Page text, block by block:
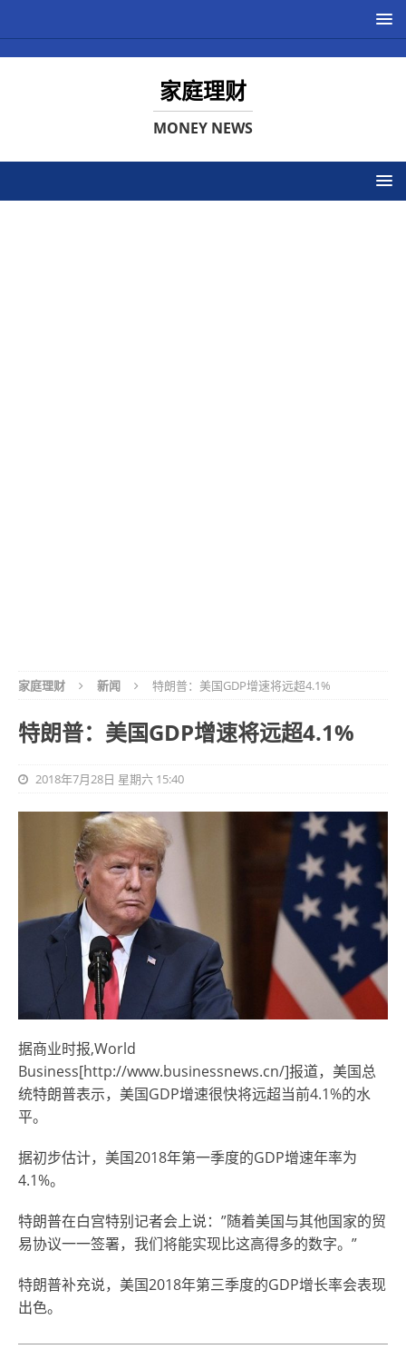
家庭理财
MONEY NEWS
家庭理财 新闻 特朗普：美国GDP增速将远超4.1%
特朗普：美国GDP增速将远超4.1%
2018年7月28日 星期六 15:40
据商业时报,World
Business[http://www.businessnews.cn/]报道，美国总
统特朗普表示，美国GDP增速很快将远超当前4.1%的水
平。
据初步估计，美国2018年第一季度的GDP增速年率为
4.1%。
特朗普在白宫特别记者会上说：”随着美国与其他国家的贸
易协议一一签署，我们将能实现比这高得多的数字。”
特朗普补充说，美国2018年第三季度的GDP增长率会表现
出色。